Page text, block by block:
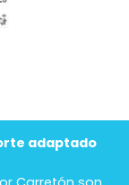
adaptado